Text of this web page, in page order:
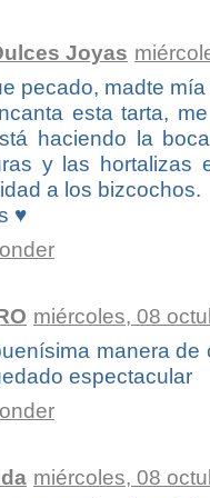
Joyas
pecado, madte mía
esta tarta,
haciendo la
y las hortalizas
a los bizcochos.
♥
miércoles, 08
manera de
espectacular
miércoles, 08